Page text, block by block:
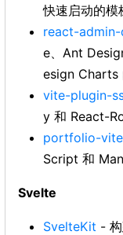
快速启动的模
react-
e、Ant
esign Charts
vite-plugin-
y 和 React-
portfolio-
Script 和
Svelte
SvelteKit -